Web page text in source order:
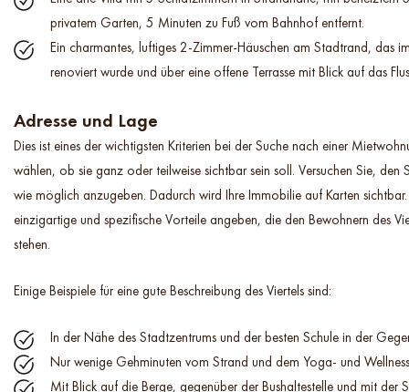
privatem Garten, 5 Minuten zu Fuß vom Bahnhof entfernt.
Ein charmantes, luftiges 2-Zimmer-Häuschen am Stadtrand, das
renoviert wurde und über eine offene Terrasse mit Blick auf das
Adresse und Lage
Dies ist eines der wichtigsten Kriterien bei der Suche nach einer
wählen, ob sie ganz oder teilweise sichtbar sein soll. Versuchen Sie, den
wie möglich anzugeben. Dadurch wird Ihre Immobilie auf Karten
einzigartige und spezifische Vorteile angeben, die den Bewohnern des
stehen.
Einige Beispiele für eine gute Beschreibung des Viertels sind:
In der Nähe des Stadtzentrums und der besten Schule in der
Nur wenige Gehminuten vom Strand und dem Yoga- und
Mit Blick auf die Berge, gegenüber der Bushaltestelle und mit der